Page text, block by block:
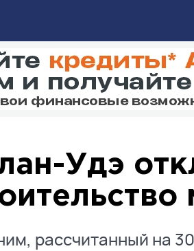
Удэ
рассчитанный на